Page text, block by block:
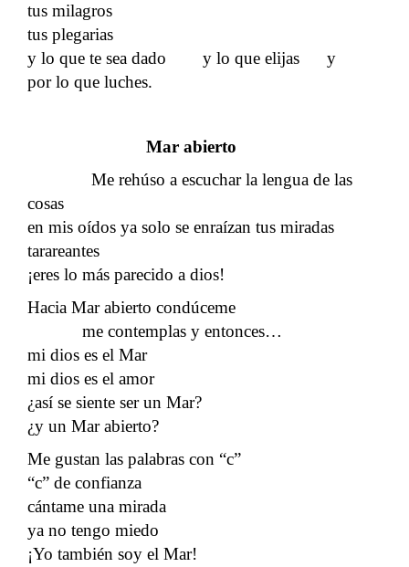
tus milagros
tus plegarias
y lo que te sea dado y lo que elijas y
por lo que luches.
Mar abierto
Me rehúso a escuchar la lengua de las
cosas
en mis oídos ya solo se enraízan tus miradas
tarareantes
¡eres lo más parecido a dios!
Hacia Mar abierto condúceme
me contemplas y entonces…
mi dios es el Mar
mi dios es el amor
¿así se siente ser un Mar?
¿y un Mar abierto?
Me gustan las palabras con “c”
“c” de confianza
cántame una mirada
ya no tengo miedo
¡Yo también soy el Mar!